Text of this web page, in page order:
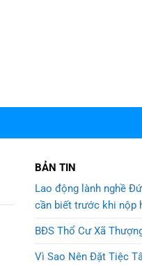
BẢN TIN
Lao động lành nghề
cần biết trước khi nộp
BĐS Thổ Cư Xã
Vì Sao Nên Đặt Tiệc